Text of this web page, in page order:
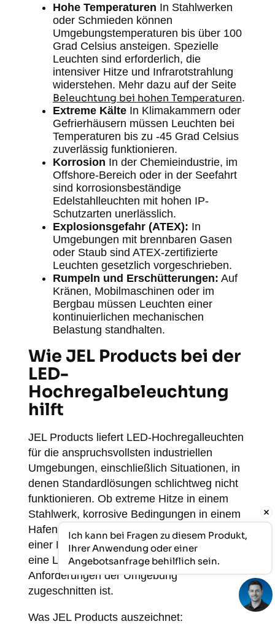
Hohe Temperaturen In Stahlwerken
oder Schmieden können
Umgebungstemperaturen bis über 100
Grad Celsius ansteigen. Spezielle
Leuchten sind erforderlich, die
intensiver Hitze und Infrarotstrahlung
widerstehen. Mehr dazu auf der Seite
Beleuchtung bei hohen Temperaturen.
Extreme KälteIn Klimakammern oder
Gefrierhäusern müssen Leuchten bei
Temperaturen bis zu -45 Grad Celsius
zuverlässig funktionieren.
Korrosion In der Chemieindustrie, im
Offshore-Bereich oder in der Seefahrt
sind korrosionsbeständige
Edelstahlleuchten mit hohen IP-
Schutzarten unerlässlich.
Explosionsgefahr (ATEX): In
Umgebungen mit brennbaren Gasen
oder Staub sind ATEX-zertifizierte
Leuchten gesetzlich vorgeschrieben.
Rumpeln und Erschütterungen: Auf
Kränen, Mobilmaschinen oder im
Bergbau müssen Leuchten einer
kontinuierlichen mechanischen
Belastung standhalten.
Wie JEL Products bei der
LED-
Hochregalbeleuchtung
hilft
JEL Products liefert LED-Hochregalleuchten
für die anspruchsvollsten industriellen
Umgebungen, einschließlich Situationen, in
denen Standardlösungen schlichtweg nicht
funktionieren. Ob extreme Hitze in einem
Stahlwerk, korrosive Bedingungen in einem
Hafen oder zuverlässige Beleuchtung in
einer Klimakammer: JEL Products bietet
eine Lösung, die auf die spezifischen
Anforderungen der Umgebung
zugeschnitten ist.
Was JEL Products auszeichnet:
Ich kann bei Fragen zu diesem Produkt,
Ihrer Anwendung oder einer
Angebotsanfrage behilflich sein.